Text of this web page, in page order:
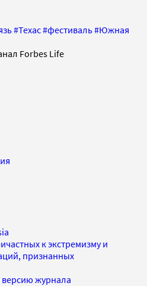
#Техас#фестиваль#Южная
Forbes Life
к экстремизму и
признанных
журнала